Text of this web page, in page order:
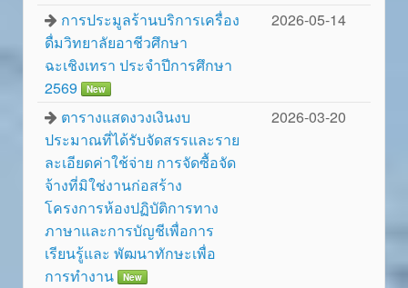
การประมูลร้านบริการเครื่อง
ดื่มวิทยาลัยอาชีวศึกษา
ฉะเชิงเทรา ประจำปีการศึกษา
2569
New
2026-05-14
ตารางแสดงวงเงินงบ
ประมาณที่ได้รับจัดสรรและราย
ละเอียดค่าใช้จ่าย การจัดซื้อจัด
จ้างที่มิใช่งานก่อสร้าง
โครงการห้องปฏิบัติการทาง
ภาษาและการบัญชีเพื่อการ
เรียนรู้และ พัฒนาทักษะเพื่อ
การทำงาน
New
2026-03-20